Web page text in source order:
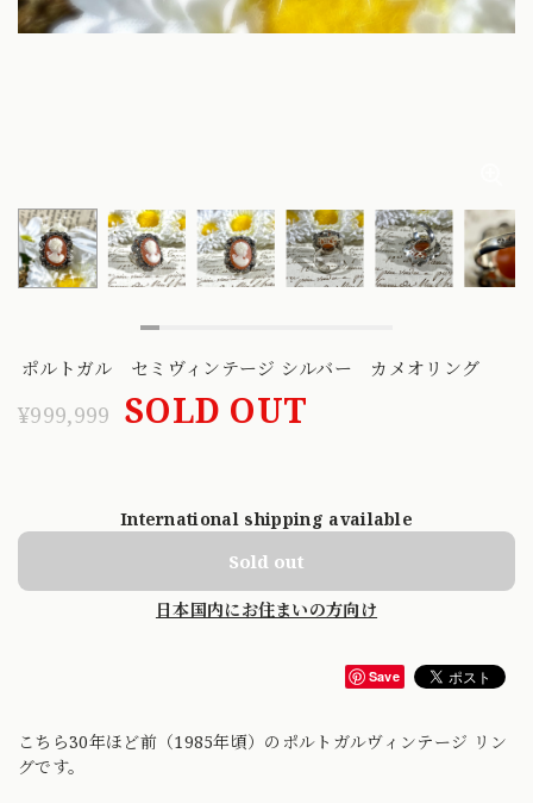
ポルトガル セミヴィンテージ シルバー カメオリング
¥999,999 SOLD OUT
International shipping available
Sold out
日本国内にお住まいの方向け
Save
こちら30年ほど前（1985年頃）のポルトガルヴィンテージ リン
グです。